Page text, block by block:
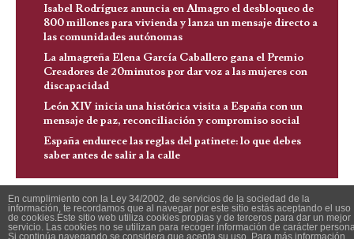
Isabel Rodríguez anuncia en Almagro el desbloqueo de
800 millones para vivienda y lanza un mensaje directo a
las comunidades autónomas
La almagreña Elena García Caballero gana el Premio
Creadores de 20minutos por dar voz a las mujeres con
discapacidad
León XIV inicia una histórica visita a España con un
mensaje de paz, reconciliación y compromiso social
España endurece las reglas del patinete: lo que debes
saber antes de salir a la calle
En cumplimiento con la Ley 34/2002, de servicios de la sociedad de la
información, te recordamos que al navegar por este sitio estás aceptando el uso
de cookies.Este sitio web utiliza cookies propias y de terceros para dar un mejor
servicio. Las cookies no se utilizan para recoger información de carácter
Si continúa navegando se considera que acepta su uso. Para más información